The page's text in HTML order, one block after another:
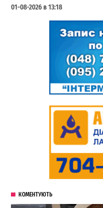
01-08-2026 в 13:18
КОМЕНТУЮТЬ